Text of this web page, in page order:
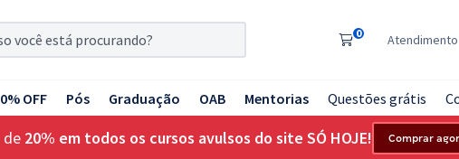
0 Atendimento
OFF Pós Graduação OAB Mentorias Questões grátis
de 20% em todos os cursos avulsos do site SÓ HOJE! Comprar